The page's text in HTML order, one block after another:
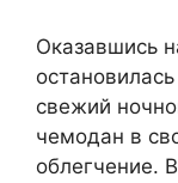
Оказавшись
свежий
чемодан в
облегчение.